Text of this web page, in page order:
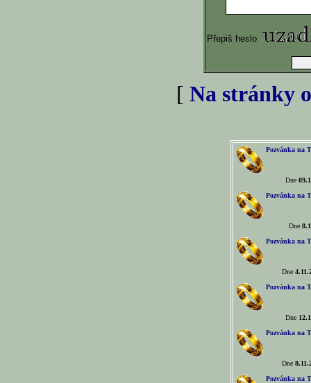
Přepiš heslo
[ Na stránky
Pozvánka na
Dne
Pozvánka na
Dne
Pozvánka na
Dne
Pozvánka na
Dne
Pozvánka na
Dne
Pozvánka na